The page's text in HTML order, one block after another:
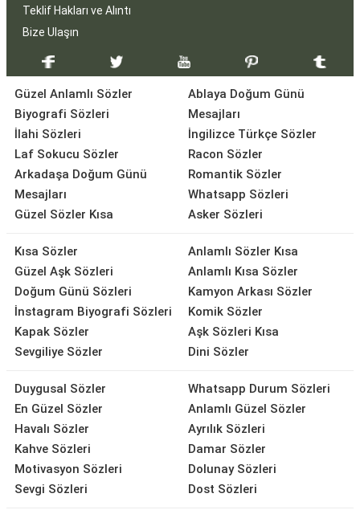
Teklif Hakları ve Alıntı
Bize Ulaşın
Güzel Anlamlı Sözler
Biyografi Sözleri
İlahi Sözleri
Laf Sokucu Sözler
Arkadaşa Doğum Günü
Mesajları
Güzel Sözler Kısa
Ablaya Doğum Günü
Mesajları
İngilizce Türkçe Sözler
Racon Sözler
Romantik Sözler
Whatsapp Sözleri
Asker Sözleri
Kısa Sözler
Güzel Aşk Sözleri
Doğum Günü Sözleri
İnstagram Biyografi Sözleri
Kapak Sözler
Sevgiliye Sözler
Anlamlı Sözler Kısa
Anlamlı Kısa Sözler
Kamyon Arkası Sözler
Komik Sözler
Aşk Sözleri Kısa
Dini Sözler
Duygusal Sözler
En Güzel Sözler
Havalı Sözler
Kahve Sözleri
Motivasyon Sözleri
Sevgi Sözleri
Whatsapp Durum Sözleri
Anlamlı Güzel Sözler
Ayrılık Sözleri
Damar Sözler
Dolunay Sözleri
Dost Sözleri